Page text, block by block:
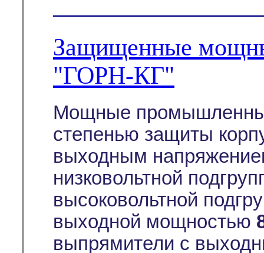
Защищенные
"ГОРН-КГ"
Мощные
степенью защиты
выходным
низковольтной
высоковольтной
выходной мощностью
выпрямители с